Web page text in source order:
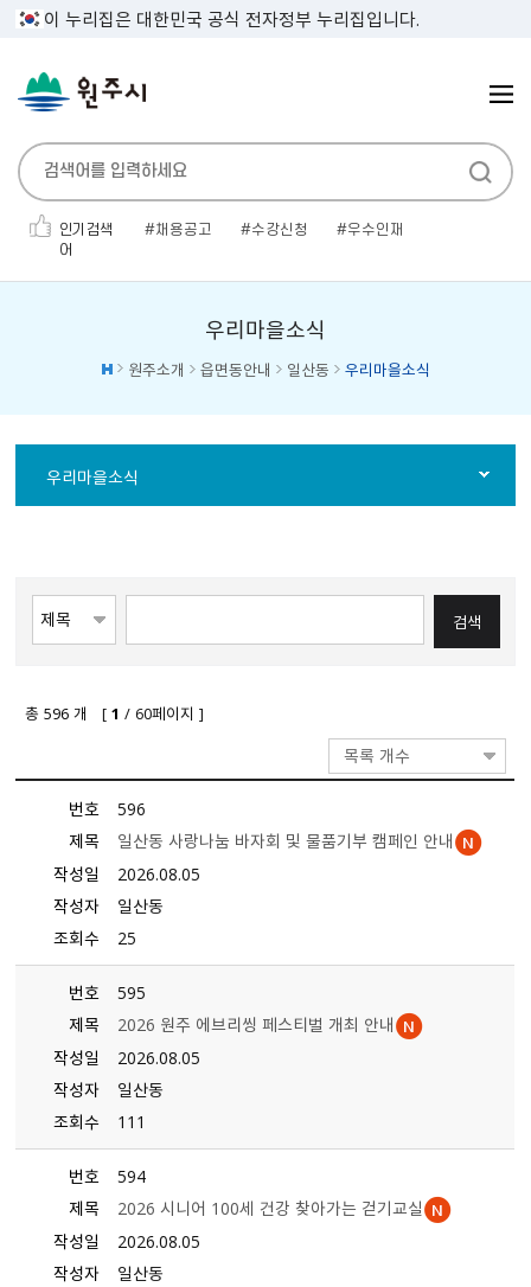
이 누리집은 대한민국 공식 전자정부 누리집입니다.
인기검색
어
채용공고 수강신청
우수인재
우리마을소식
원주소개 읍면동안내 일산동 우리마을소식
우리마을소식
총 596 개 [1 / 60페이지 ]
목록 개수
번호
596
제목
일산동 사랑나눔 바자회 및 물품기부 캠페인 안내
작성일
2026.08.05
작성자
일산동
조회수
25
번호
595
제목
2026 원주 에브리씽 페스티벌 개최 안내
작성일
2026.08.05
작성자
일산동
조회수
111
번호
594
제목
2026 시니어 100세 건강 찾아가는 걷기교실
작성일
2026.08.05
작성자
일산동